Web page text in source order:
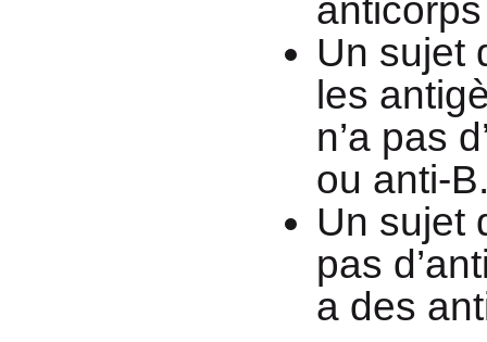
Un sujet
les
n’a pas
ou anti-
Un sujet
pas
a des